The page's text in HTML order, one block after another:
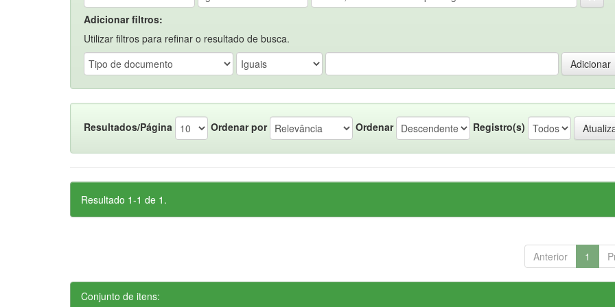
Adicionar filtros:
Utilizar filtros para refinar o resultado de busca.
Resultados/Página Ordenar por Ordenar Registro(s)
Resultado 1-1 de 1.
Anterior 1
Conjunto de itens: